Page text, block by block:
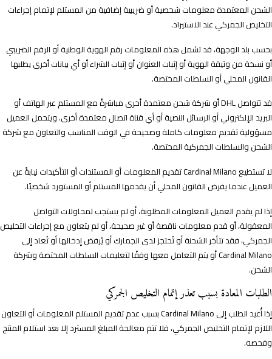
الشحن المعتمدة معلومات شخصية أو ضريبية إضافية من المستلم لإتمام إجراءات
التخليص الجمركي عند الاستيراد.
بحسب بلد الوجهة، قد تشمل هذه المعلومات رقم الهوية الوطنية أو الرقم الضريبي
أو نسخة من وثيقة الهوية أو إثبات العنوان أو إثبات الشراء أو أي بيانات أخرى يطلبها
القانون المحلي أو السلطات المختصة.
قد تتواصل DHL أو شركة شحن معتمدة أخرى مباشرةً مع المستلم عبر الهاتف أو
البريد الإلكتروني أو الرسائل النصية أو أي قناة اتصال معتمدة أخرى. ويتحمل العميل
مسؤولية تقديم معلومات كاملة وصحيحة في الوقت المناسب والتعاون مع شركة
الشحن والسلطات الجمركية المختصة.
لا تستطيع Cardinal Milano تقديم المعلومات أو المستندات أو التأكيدات نيابةً عن
العميل عندما يفرض القانون المحلي أن يقدمها المستلم أو المستورد شخصيًا.
إذا لم يقدم العميل المعلومات المطلوبة، أو لم يستجب لمحاولات التواصل
المعقولة، أو قدم معلومات ناقصة أو غير صحيحة، أو لم يتعاون مع إجراءات التخليص
الجمركي، فقد تتأخر الشحنة أو تُحتجز لدى الجمارك أو يُرفض إدخالها أو تُعاد إلى
Cardinal Milano أو يتم التعامل معها وفقًا لتعليمات السلطات المختصة وشركة
الشحن.
الطلبات المعادة بسبب تعذر إتمام التخليص الجمركي
إذا أُعيد الطلب إلى Cardinal Milano بسبب عدم تقديم المستلم المعلومات أو التعاون
اللازم لإتمام التخليص الجمركي، فلا تتم معالجة المبلغ المسترد إلا بعد استلام المنتج
وفحصه.